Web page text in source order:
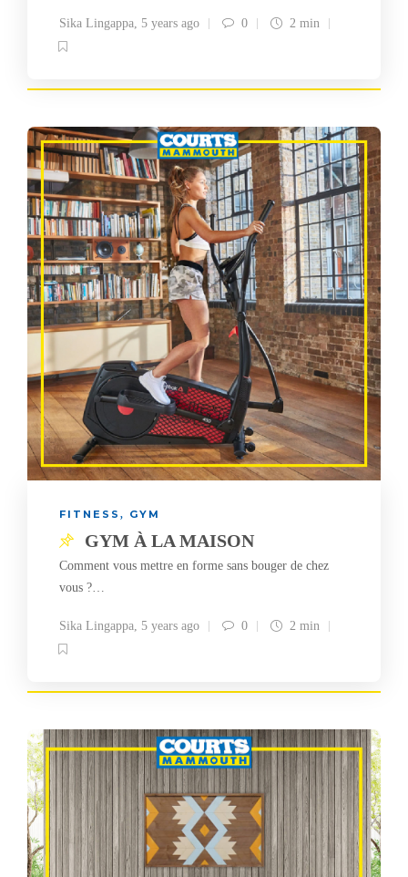
Sika Lingappa, 5 years ago 0 2 min
FITNESS , GYM
GYM À LA MAISON
Comment vous mettre en forme sans bouger de chez
vous ?…
Sika Lingappa, 5 years ago 0 2 min